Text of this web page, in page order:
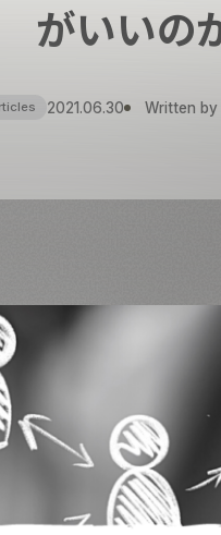
がいいの
2021.06.30 Written by